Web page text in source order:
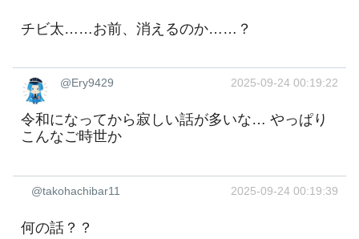
チビ太……お前、消えるのか……？
@Ery9429 2025-09-24 00:19:22
令和になってから寂しい話が多いな… やっぱり
こんなご時世か
@takohachibar11 2025-09-24 00:19:39
何の話？？